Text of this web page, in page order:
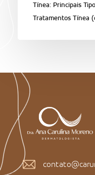
Tínea: Principais
Tratamentos Tínea